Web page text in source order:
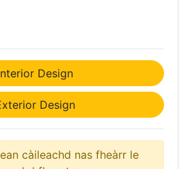
Design
Design
càileachd nas fheàrr le